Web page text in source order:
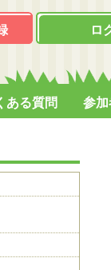
ロ
ある質問 参